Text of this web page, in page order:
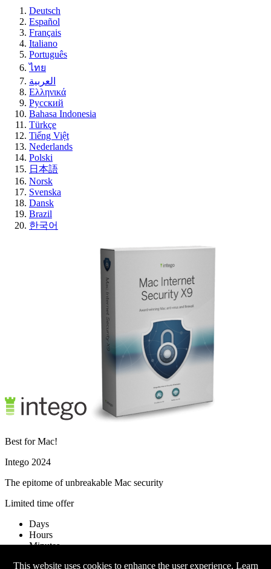
This website uses cookies to enhance the user experience. Learn
Deutsch
Español
Français
Italiano
Português
ไทย
العربية
Ελληνικά
Русский
Bahasa Indonesia
Türkçe
Tiếng Việt
Nederlands
Polski
日本語
Norsk
Svenska
Dansk
Brazil
한국어
Best for Mac!
Intego 2024
The epitome of unbreakable Mac security
Limited time offer
Days
Hours
Minutes